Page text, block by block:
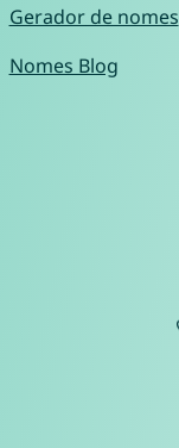
Gerador de nomes
Nomes Blog